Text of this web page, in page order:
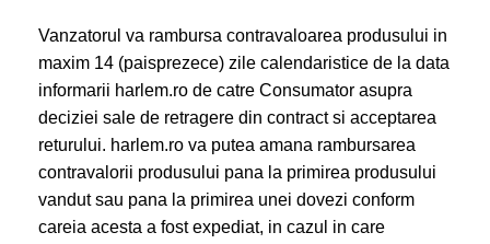
Vanzatorul va rambursa contravaloarea produsului in
maxim 14 (paisprezece) zile calendaristice de la data
informarii harlem.ro de catre Consumator asupra
deciziei sale de retragere din contract si acceptarea
returului. harlem.ro va putea amana rambursarea
contravalorii produsului pana la primirea produsului
vandut sau pana la primirea unei dovezi conform
careia acesta a fost expediat, in cazul in care